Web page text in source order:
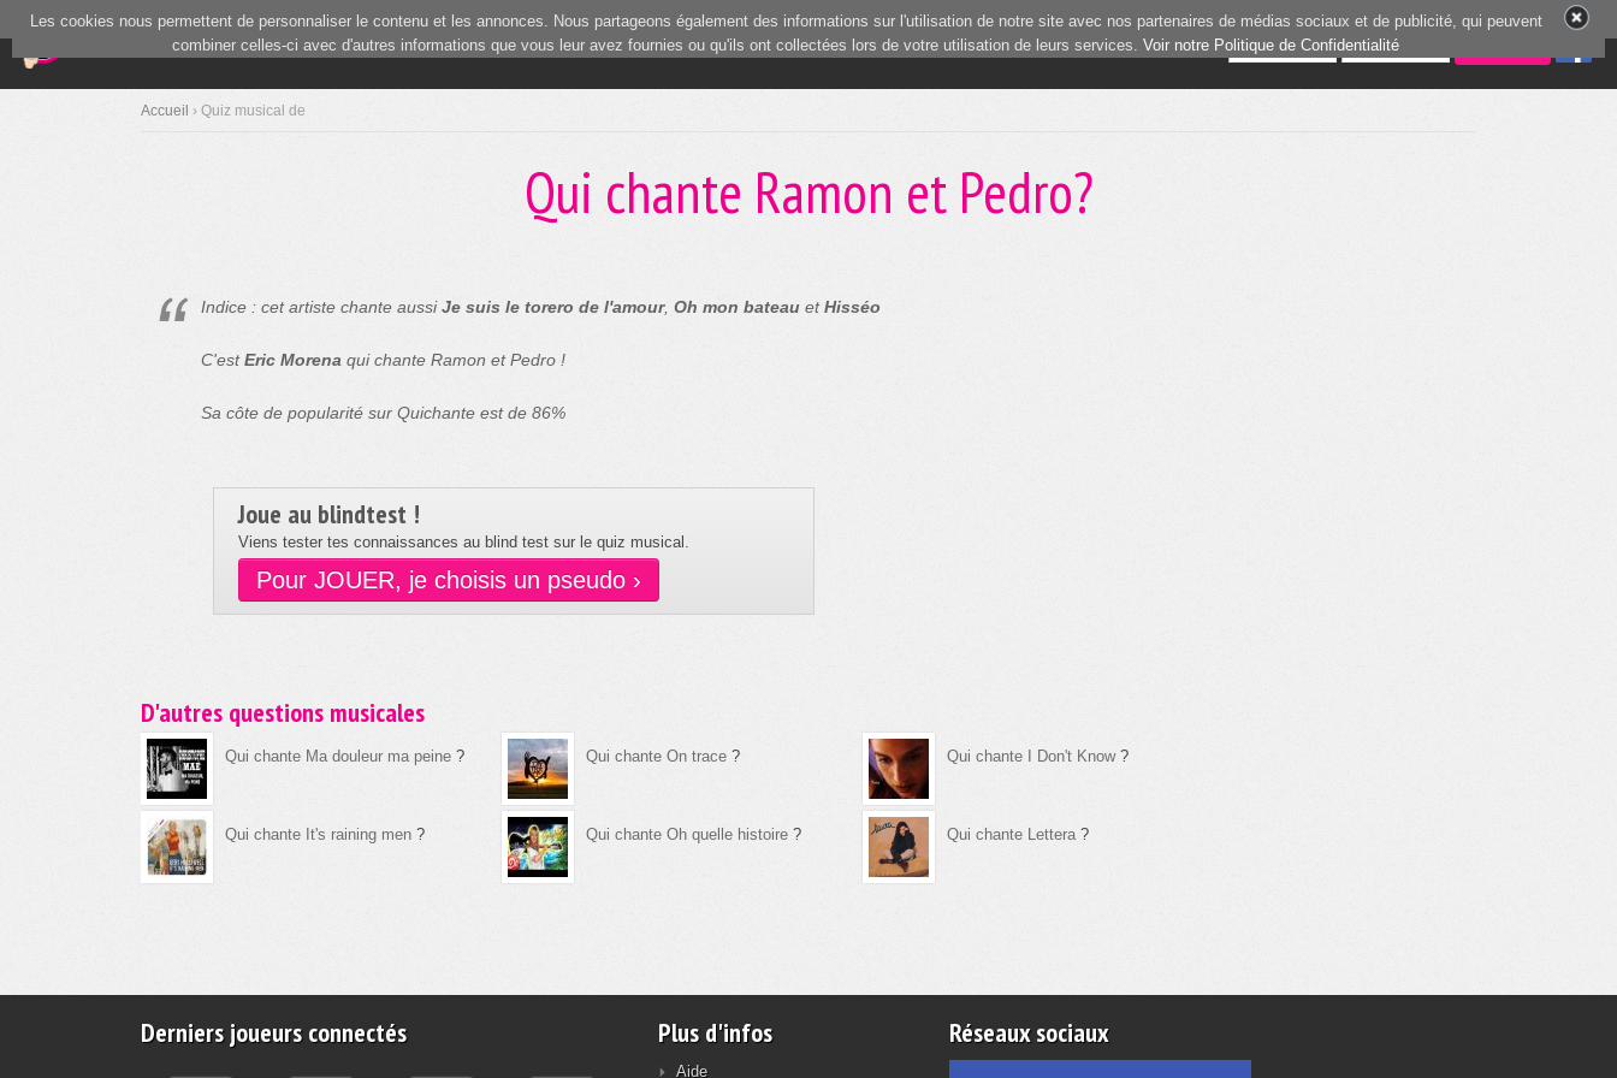
Blind Test(current)
Communauté 4 joueurs en ligne
Accueil › Quiz musical de
Qui chante Ramon et Pedro?
Indice : cet artiste chante aussiJe suis le torero de l'amour, Oh mon bateau etHisséo
C'estEric Morena qui chante Ramon et Pedro !
Sa côte de popularité sur Quichante est de 86%
Joue au blindtest !
Viens tester tes connaissances au blind test sur le quiz musical.
Pour JOUER, je choisis un pseudo ›
D'autres questions musicales
Qui chante Ma douleur ma peine ? Qui chante On trace ? Qui chante I Don't Know?
Qui chante It's raining men ? Qui chante Oh quelle histoire ? Qui chante Lettera ?
Les cookies nous permettent de personnaliser le contenu et les annonces. Nous partageons également des informations sur l'utilisation de notre site avec nos partenaires de médias sociaux et de publicité, qui peuvent
combiner celles-ci avec d'autres informations que vous leur avez fournies ou qu'ils ont collectées lors de votre utilisation de leurs services. Voir notre Politique de Confidentialité
Derniers joueurs connectés Plus d'infos
Aide
Réseaux sociaux